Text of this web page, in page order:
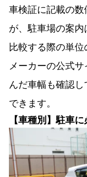
車検証に記載の
が、駐車場の案内
比較する際の単位
メーカーの公式
んだ車幅も確認
できます。
【車種別】駐車